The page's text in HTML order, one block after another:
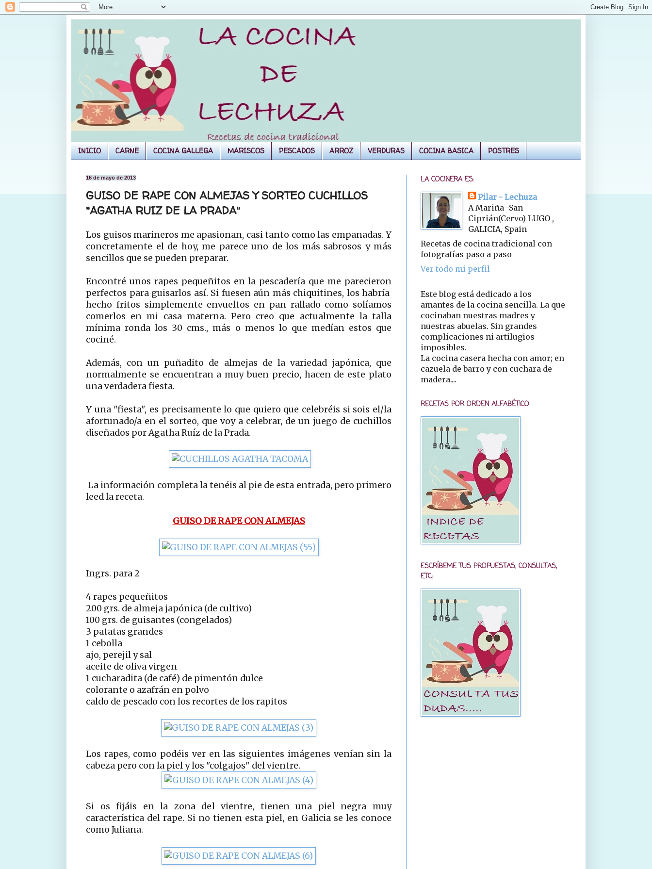
INICIO CARNE COCINA GALLEGA MARISCOS PESCADOS ARROZ VERDURAS COCINA BASICA POSTRES
16 de mayo de 2013
GUISO DE RAPE CON ALMEJAS Y SORTEO CUCHILLOS
"AGATHA RUIZ DE LA PRADA"
Los guisos marineros me apasionan, casi tanto como las empanadas. Y
concretamente el de hoy, me parece uno de los más sabrosos y más
sencillos que se pueden preparar.
Encontré unos rapes pequeñitos en la pescadería que me parecieron
perfectos para guisarlos así. Si fuesen aún más chiquitines, los habría
hecho fritos simplemente envueltos en pan rallado como solíamos
comerlos en mi casa materna. Pero creo que actualmente la talla
mínima ronda los 30 cms., más o menos lo que medían estos que
cociné.
Además, con un puñadito de almejas de la variedad japónica, que
normalmente se encuentran a muy buen precio, hacen de este plato
una verdadera fiesta.
Y una "fiesta", es precisamente lo que quiero que celebréis si sois el/la
afortunado/a en el sorteo, que voy a celebrar, de un juego de cuchillos
diseñados por Agatha Ruíz de la Prada.
La información completa la tenéis al pie de esta entrada, pero primero
leed la receta.
GUISO DE RAPE CON ALMEJAS
Ingrs. para 2
4 rapes pequeñitos
200 grs. de almeja japónica (de cultivo)
100 grs. de guisantes (congelados)
3 patatas grandes
1 cebolla
ajo, perejil y sal
aceite de oliva virgen
1 cucharadita (de café) de pimentón dulce
colorante o azafrán en polvo
caldo de pescado con los recortes de los rapitos
Los rapes, como podéis ver en las siguientes imágenes venían sin la
cabeza pero con la piel y los "colgajos" del vientre.
Si os fijáis en la zona del vientre, tienen una piel negra muy
característica del rape. Si no tienen esta piel, en Galicia se les conoce
como Juliana.
LA COCINERA ES:
Pilar - Lechuza
A Mariña -San
Ciprián(Cervo) LUGO ,
GALICIA, Spain
Recetas de cocina tradicional con
fotografías paso a paso
Ver todo mi perfil
Este blog está dedicado a los
amantes de la cocina sencilla. La que
cocinaban nuestras madres y
nuestras abuelas. Sin grandes
complicaciones ni artilugios
imposibles.
La cocina casera hecha con amor; en
cazuela de barro y con cuchara de
madera....
RECETAS POR ORDEN ALFABÉTICO
ESCRÍBEME TUS PROPUESTAS, CONSULTAS,
ETC: